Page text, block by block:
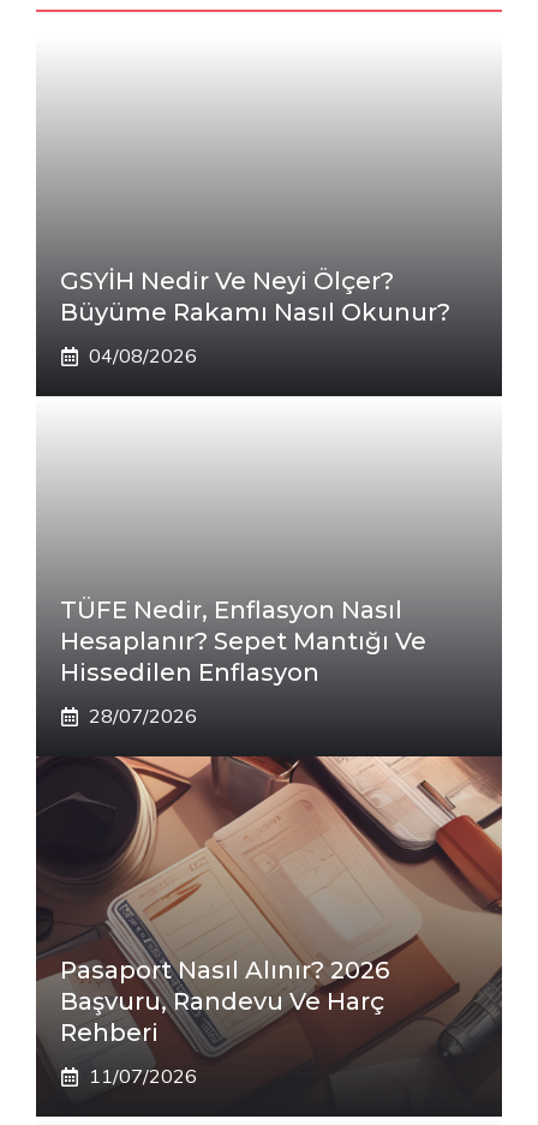
GSYİH Nedir Ve Neyi Ölçer?
Büyüme Rakamı Nasıl Okunur?
04/08/2026
TÜFE Nedir, Enflasyon Nasıl
Hesaplanır? Sepet Mantığı Ve
Hissedilen Enflasyon
28/07/2026
Pasaport Nasıl Alınır? 2026
Başvuru, Randevu Ve Harç
Rehberi
11/07/2026